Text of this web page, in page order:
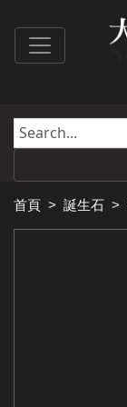
首頁 > 誕生石 >